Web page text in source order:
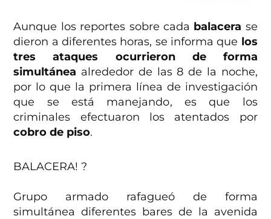
Aunque los reportes sobre cada balacera se
dieron a diferentes horas, se informa que los
tres ataques ocurrieron de forma
simultánea alrededor de las 8 de la noche,
por lo que la primera línea de investigación
que se está manejando, es que los
criminales efectuaron los atentados por
cobro de piso.
BALACERA! ?
Grupo armado rafagueó de forma
simultánea diferentes bares de la avenida